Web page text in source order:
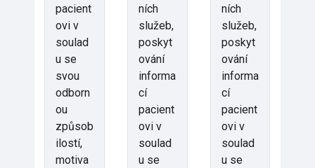
pacient
ovi v
soulad
u se
svou
odborn
ou
způsob
ilostí,
motiva
ních
služeb,
poskyt
ování
informa
cí
pacient
ovi v
soulad
u se
ních
služeb,
poskyt
ování
informa
cí
pacient
ovi v
soulad
u se